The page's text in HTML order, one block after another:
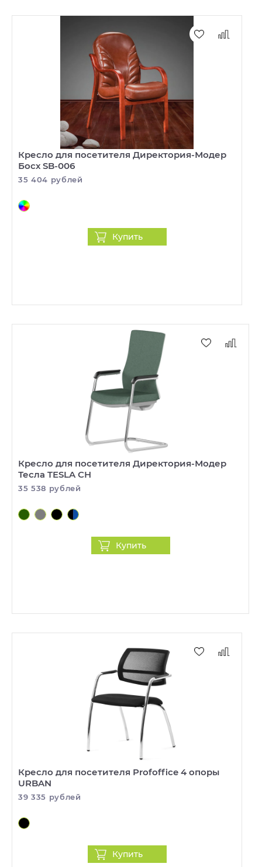
Кресло для посетителя Директория-Модер
Босх SB-006
35 404 рублей
Купить
Кресло для посетителя Директория-Модер
Тесла TESLA СH
35 538 рублей
Купить
Кресло для посетителя Profoffice 4 опоры
URBAN
39 335 рублей
Купить